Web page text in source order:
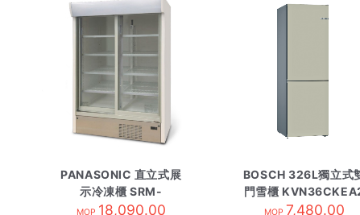
PANASONIC 直立式展
示冷凍櫃 SRM-
CDC419NL-TS4
MOP 18,090.00
BOSCH 326L獨立式
門雪櫃
香濱金
MOP 7,480.00